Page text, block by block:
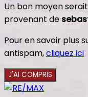
Un bon moyen
provenant de
Pour en savoir plus
antispam,cliquez ici
J'AI COMPRIS